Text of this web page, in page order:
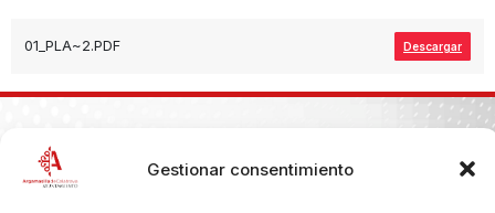
Gestionar consentimiento
01_PLA~2.PDF Descargar
Copyright © 2026 Ayuntamiento de Argamasilla de Calatrava
Politica de Privacidad y Aviso Legal